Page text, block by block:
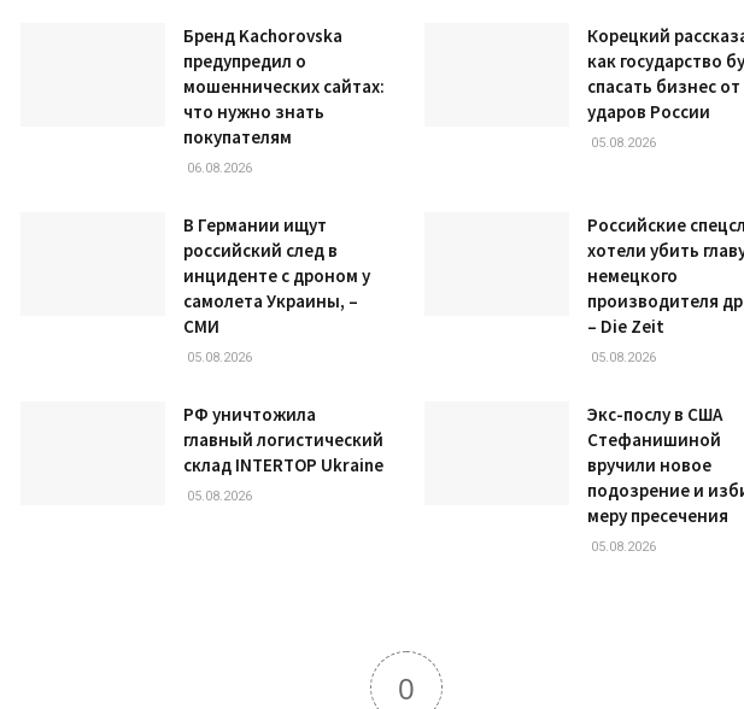
Бренд Kachorovska
предупредил о
мошеннических сайтах:
что нужно знать
покупателям
06.08.2026
Корецкий
как государство
спасать бизнес от
ударов России
05.08.2026
В Германии ищут
российский след в
инциденте с дроном у
самолета Украины, –
СМИ
05.08.2026
Российские
хотели убить
немецкого
производителя
– Die Zeit
05.08.2026
РФ уничтожила
главный логистический
склад INTERTOP Ukraine
05.08.2026
Экс-послу в США
Стефанишиной
вручили новое
подозрение и
меру пресечения
05.08.2026
0